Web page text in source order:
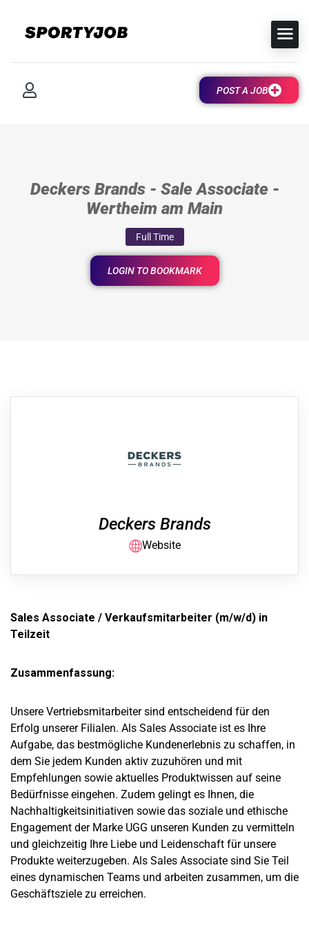
POST A JOB
Deckers Brands - Sale Associate -
Wertheim am Main
Full Time
LOGIN TO BOOKMARK
Deckers Brands
Website
Sales Associate / Verkaufsmitarbeiter (m/w/d) in
Teilzeit
Zusammenfassung:
Unsere Vertriebsmitarbeiter sind entscheidend für den
Erfolg unserer Filialen. Als Sales Associate ist es Ihre
Aufgabe, das bestmögliche Kundenerlebnis zu schaffen, in
dem Sie jedem Kunden aktiv zuzuhören und mit
Empfehlungen sowie aktuelles Produktwissen auf seine
Bedürfnisse eingehen. Zudem gelingt es Ihnen, die
Nachhaltigkeitsinitiativen sowie das soziale und ethische
Engagement der Marke UGG unseren Kunden zu vermitteln
und gleichzeitig Ihre Liebe und Leidenschaft für unsere
Produkte weiterzugeben. Als Sales Associate sind Sie Teil
eines dynamischen Teams und arbeiten zusammen, um die
Geschäftsziele zu erreichen.